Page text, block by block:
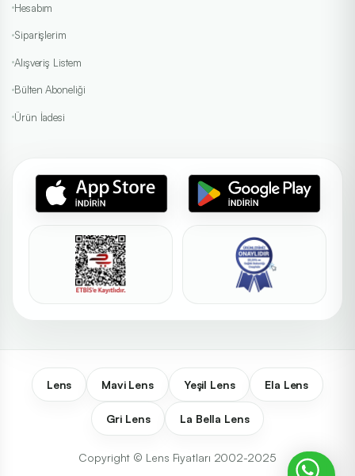
Hesabım
Siparişlerim
Alışveriş Listem
Bülten Aboneliği
Ürün İadesi
Lens Mavi Lens Yeşil Lens Ela Lens
Gri Lens La Bella Lens
Copyright © Lens Fiyatları 2002-2025